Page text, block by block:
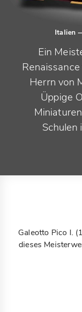
Italien
Ein
Herrn von
Üppige
Schulen
Galeotto Pico I.
dieses